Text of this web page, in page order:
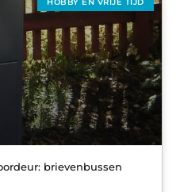
brievenbussen